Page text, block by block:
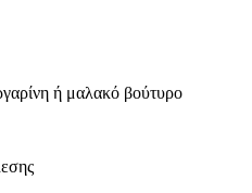
ή μαλακό βούτυρο